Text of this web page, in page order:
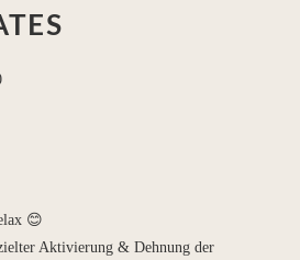
😊
Aktivierung & Dehnung der